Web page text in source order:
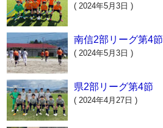
( 2024年5月3日 )
南信2部リーグ第4節
( 2024年5月3日 )
県2部リーグ第4節
( 2024年4月27日 )